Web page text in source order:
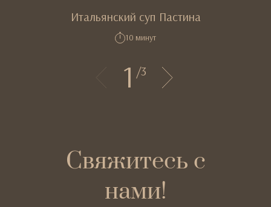
Итальянский суп Пастина
10 минут
1 /3
Свяжитесь с
нами!